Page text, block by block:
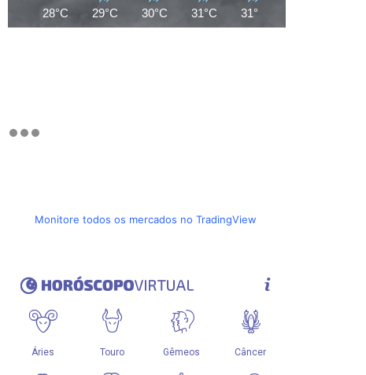
28°C 29°C 30°C 31°C 31°C
Monitore todos os mercados no TradingView